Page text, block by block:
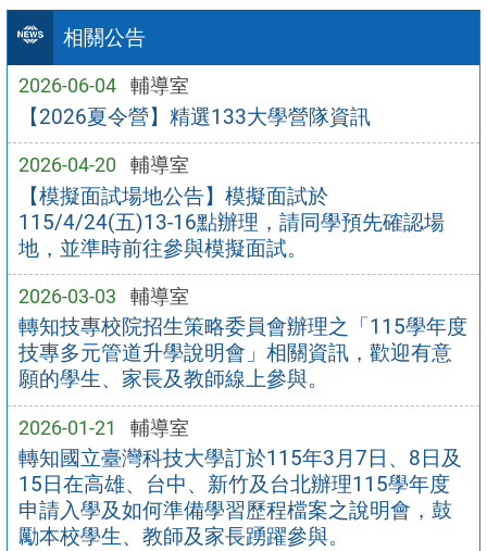
相關公告
2026-06-04 輔導室
【2026夏令營】精選133大學營隊資訊
2026-04-20 輔導室
【模擬面試場地公告】模擬面試於
115/4/24(五)13-16點辦理，請同學預先確認場
地，並準時前往參與模擬面試。
2026-03-03 輔導室
轉知技專校院招生策略委員會辦理之「115學年度
技專多元管道升學說明會」相關資訊，歡迎有意
願的學生、家長及教師線上參與。
2026-01-21 輔導室
轉知國立臺灣科技大學訂於115年3月7日、8日及
15日在高雄、台中、新竹及台北辦理115學年度
申請入學及如何準備學習歷程檔案之說明會，鼓
勵本校學生、教師及家長踴躍參與。